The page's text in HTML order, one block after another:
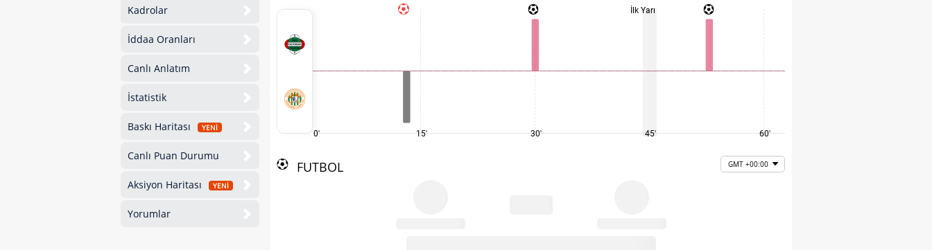
Kadrolar
İddaa Oranları
Canlı Anlatım
İstatistik
Baskı Haritası YENİ
Canlı Puan Durumu
Aksiyon Haritası YENİ
Yorumlar
0' 15' 30'
İlk Yarı
45' 60'
FUTBOL GMT +00:00